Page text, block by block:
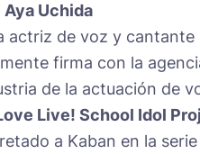
Aya Uchida
actriz de voz y cantante
firma con la
de la actuación de
Live! School Idol
a Kaban en la serie